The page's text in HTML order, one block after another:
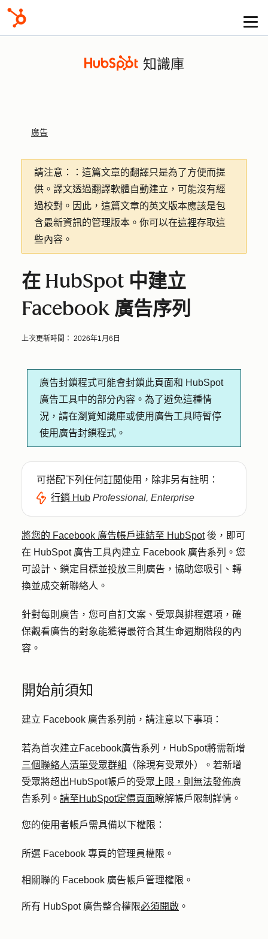
知識庫
廣告
請注意：
：這篇文章的翻譯只是為了方便而提
供。譯文透過翻譯軟體自動建立，可能沒有經
過校對。因此，這篇文章的英文版本應該是包
含最新資訊的管理版本。你可以在這裡存取這
些內容。
在 HubSpot 中建立
Facebook 廣告序列
上次更新時間： 2026年1月6日
廣告封鎖程式可能會封鎖此頁面和 HubSpot
廣告工具中的部分內容。為了避免這種情
況，請在瀏覽知識庫或使用廣告工具時暫停
使用廣告封鎖程式。
可搭配下列任何訂閱使用，除非另有註明：
行銷 Hub Professional, Enterprise
將您的 Facebook 廣告帳戶連結至 HubSpot後，即可
在 HubSpot 廣告工具內建立 Facebook 廣告系列。您
可設計、鎖定目標並投放三則廣告，協助您吸引、轉
換並成交新聯絡人。
針對每則廣告，您可自訂文案、受眾與排程選項，確
保觀看廣告的對象能獲得最符合其生命週期階段的內
容。
開始前須知
建立 Facebook 廣告系列前，請注意以下事項：
若為首次建立Facebook廣告系列，HubSpot將需新增
三個聯絡人清單受眾群組
（除現有受眾外）。若新增
受眾將超出HubSpot帳戶的受眾 上限，則無法發佈廣
告系列。 請至HubSpot定價頁面瞭解帳戶限制詳情。
您的使用者帳戶需具備以下權限：
所選 Facebook 專頁的管理員權限。
相關聯的 Facebook 廣告帳戶管理權限。
所有 HubSpot 廣告整合權限必須開啟 。